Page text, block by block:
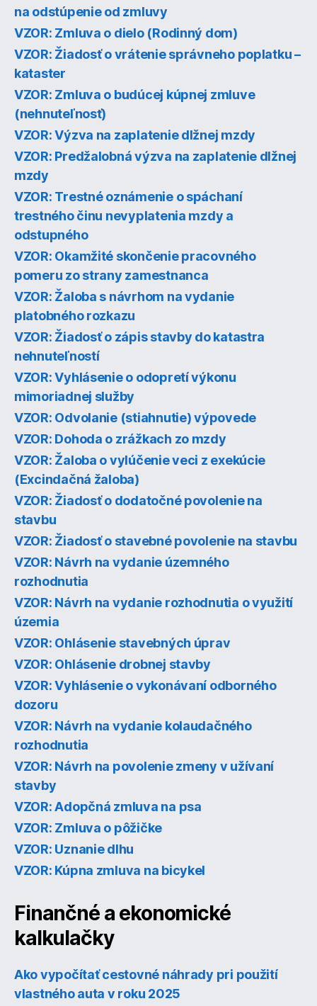
na odstúpenie od zmluvy
VZOR: Zmluva o dielo (Rodinný dom)
VZOR: Žiadosť o vrátenie správneho poplatku –
kataster
VZOR: Zmluva o budúcej kúpnej zmluve
(nehnuteľnosť)
VZOR: Výzva na zaplatenie dlžnej mzdy
VZOR: Predžalobná výzva na zaplatenie dlžnej
mzdy
VZOR: Trestné oznámenie o spáchaní
trestného činu nevyplatenia mzdy a
odstupného
VZOR: Okamžité skončenie pracovného
pomeru zo strany zamestnanca
VZOR: Žaloba s návrhom na vydanie
platobného rozkazu
VZOR: Žiadosť o zápis stavby do katastra
nehnuteľností
VZOR: Vyhlásenie o odopretí výkonu
mimoriadnej služby
VZOR: Odvolanie (stiahnutie) výpovede
VZOR: Dohoda o zrážkach zo mzdy
VZOR: Žaloba o vylúčenie veci z exekúcie
(Excindačná žaloba)
VZOR: Žiadosť o dodatočné povolenie na
stavbu
VZOR: Žiadosť o stavebné povolenie na stavbu
VZOR: Návrh na vydanie územného
rozhodnutia
VZOR: Návrh na vydanie rozhodnutia o využití
územia
VZOR: Ohlásenie stavebných úprav
VZOR: Ohlásenie drobnej stavby
VZOR: Vyhlásenie o vykonávaní odborného
dozoru
VZOR: Návrh na vydanie kolaudačného
rozhodnutia
VZOR: Návrh na povolenie zmeny v užívaní
stavby
VZOR: Adopčná zmluva na psa
VZOR: Zmluva o pôžičke
VZOR: Uznanie dlhu
VZOR: Kúpna zmluva na bicykel
Finančné a ekonomické
kalkulačky
Ako vypočítať cestovné náhrady pri použití
vlastného auta v roku 2025